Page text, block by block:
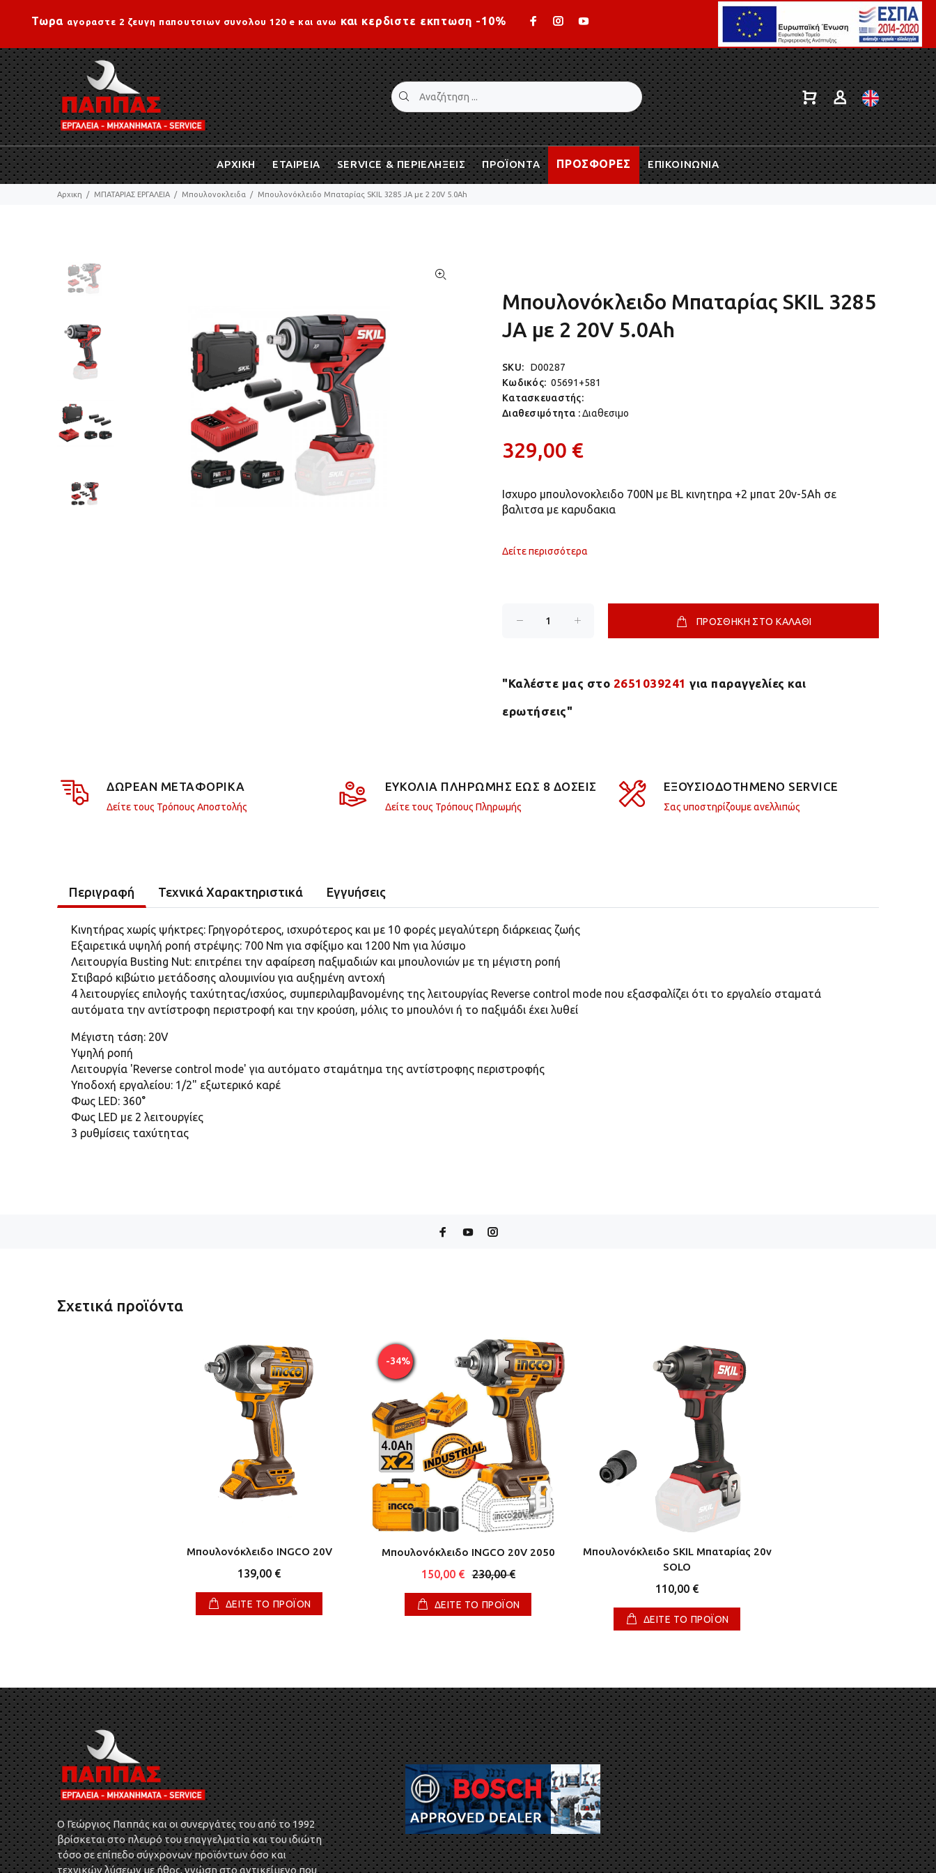
Τωρα αγοραστε 2 ζευγη παπουτσιων συνολου 120 e και ανω και κερδιστε εκπτωση -10%
ΑΡΧΙΚΗ ΕΤΑΙΡΕΙΑ SERVICE & ΠΕΡΙΕΛΗΞΕΙΣ ΠΡΟΪΟΝΤΑ ΠΡΟΣΦΟΡΕΣ ΕΠΙΚΟΙΝΩΝΙΑ
Αρχικη ΜΠΑΤΑΡΙΑΣ ΕΡΓΑΛΕΙΑ Mπουλονοκλειδα Μπουλονόκλειδο Μπαταρίας SKIL 3285 JA με 2 20V 5.0Ah
Μπουλονόκλειδο Μπαταρίας SKIL 3285
JA με 2 20V 5.0Ah
SKU: D00287
Κωδικός: 05691+581
Κατασκευαστής:
Διαθεσιμότητα :Διαθεσιμο
329,00 €
Ισχυρο μπουλονοκλειδο 700Ν με BL κινητηρα +2 μπατ 20v-5Ah σε
βαλιτσα με καρυδακια
Δείτε περισσότερα
ΠΡΟΣΘΗΚΗ ΣΤΟ ΚΑΛΑΘΙ
"Καλέστε μας στο 2651039241 για παραγγελίες και
ερωτήσεις"
ΔΩΡΕΑΝ ΜΕΤΑΦΟΡΙΚΑ
Δείτε τους Τρόπους Αποστολής
ΕΥΚΟΛΙΑ ΠΛΗΡΩΜΗΣ ΕΩΣ 8 ΔΟΣΕΙΣ
Δείτε τους Τρόπους Πληρωμής
ΕΞΟΥΣΙΟΔΟΤΗΜΕΝΟ SERVICE
Σας υποστηρίζουμε ανελλιπώς
Περιγραφή Τεχνικά Χαρακτηριστικά Εγγυήσεις
Κινητήρας χωρίς ψήκτρες: Γρηγορότερος, ισχυρότερος και με 10 φορές μεγαλύτερη διάρκειας ζωής
Εξαιρετικά υψηλή ροπή στρέψης: 700 Nm για σφίξιμο και 1200 Nm για λύσιμο
Λειτουργία Busting Nut: επιτρέπει την αφαίρεση παξιμαδιών και μπουλονιών με τη μέγιστη ροπή
Στιβαρό κιβώτιο μετάδοσης αλουμινίου για αυξημένη αντοχή
4 λειτουργίες επιλογής ταχύτητας/ισχύος, συμπεριλαμβανομένης της λειτουργίας Reverse control mode που εξασφαλίζει ότι το εργαλείο σταματά
αυτόματα την αντίστροφη περιστροφή και την κρούση, μόλις το μπουλόνι ή το παξιμάδι έχει λυθεί
Μέγιστη τάση: 20V
Υψηλή ροπή
Λειτουργία 'Reverse control mode' για αυτόματο σταμάτημα της αντίστροφης περιστροφής
Υποδοχή εργαλείου: 1/2" εξωτερικό καρέ
Φως LED: 360°
Φως LED με 2 λειτουργίες
3 ρυθμίσεις ταχύτητας
Σχετικά προϊόντα
Μπουλονόκλειδο INGCO 20V
139,00 €
ΔΕΙΤΕ ΤΟ ΠΡΟΪΟΝ
-34%
Μπουλονόκλειδο ΙNGCO 20V 2050
150,00 € 230,00 €
ΔΕΙΤΕ ΤΟ ΠΡΟΪΟΝ
Μπουλονόκλειδο SKIL Μπαταρίας 20v
SOLO
110,00 €
ΔΕΙΤΕ ΤΟ ΠΡΟΪΟΝ
O Γεώργιος Παππάς και οι συνεργάτες του από το 1992
βρίσκεται στο πλευρό του επαγγελματία και του ιδιώτη
τόσο σε επίπεδο σύγχρονων προϊόντων όσο και
τεχνικών λύσεων με ήθος, γνώση στο αντικείμενο που